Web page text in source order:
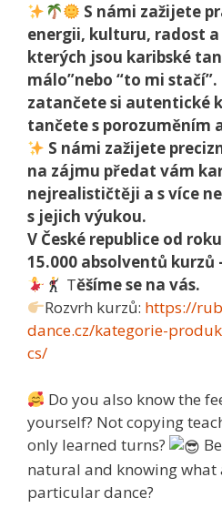
S námi zažijete
energii, kulturu, radost a
kterých jsou karibské
málo”nebo “to mi stačí”.
zatančete si autentické
tančete s porozuměním
S námi zažijete
na zájmu předat vám
nejrealističtěji a s více
s jejich výukou.
V České republice od
15.000 absolventů kurzů
Těšíme se na vás.
Rozvrh kurzů: https://
dance.cz/kategorie-
cs/
Do you also know the
yourself? Not copying
only learned turns?
natural and knowing what
particular dance?